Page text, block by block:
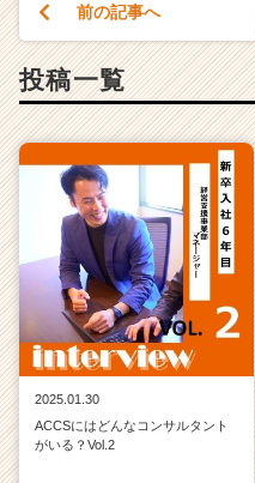
a
r）
前の記事へ
投稿一覧
2025.01.30
ACCSにはどんなコンサルタント
がいる？Vol.2